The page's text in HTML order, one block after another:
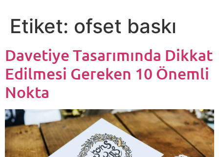
Etiket: ofset baskı
Davetiye Tasarımında Dikkat
Edilmesi Gereken 10 Önemli
Nokta